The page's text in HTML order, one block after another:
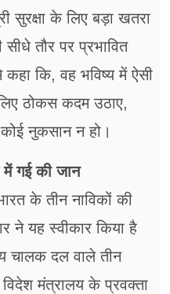
सुरक्षा के लिए बड़ा खतरा
सीधे तौर पर प्रभावित
कि, वह भविष्य में ऐसी
ठोकस कदम उठाए,
नुकसान न हो।
में गई की जान
के तीन नाविकों की
ने यह स्वीकार किया है
चालक दल वाले तीन
विदेश मंत्रालय के प्रवक्ता